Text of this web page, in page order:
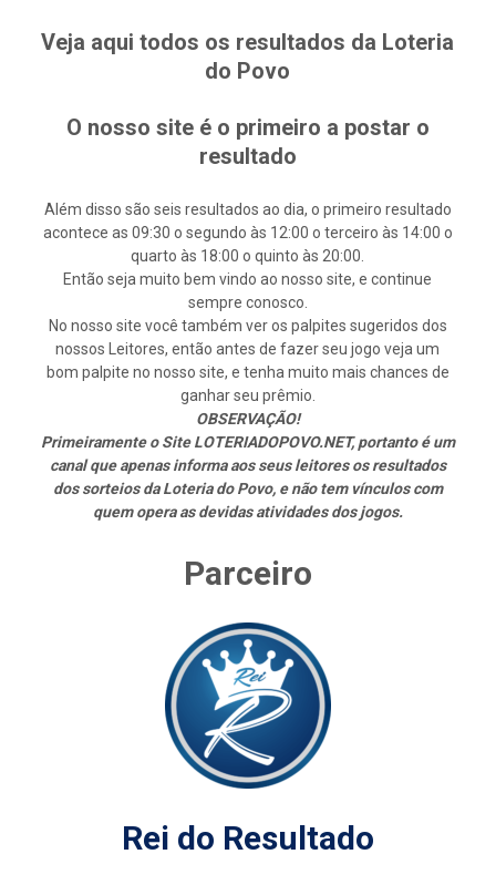
Veja aqui todos os resultados da Loteria
do Povo
O nosso site é o primeiro a postar o
resultado
Além disso são seis resultados ao dia, o primeiro resultado
acontece as 09:30 o segundo às 12:00 o terceiro às 14:00 o
quarto às 18:00 o quinto às 20:00.
Então seja muito bem vindo ao nosso site, e continue
sempre conosco.
No nosso site você também ver os palpites sugeridos dos
nossos Leitores, então antes de fazer seu jogo veja um
bom palpite no nosso site, e tenha muito mais chances de
ganhar seu prêmio.
OBSERVAÇÃO!
Primeiramente o Site LOTERIADOPOVO.NET, portanto é um
canal que apenas informa aos seus leitores os resultados
dos sorteios da Loteria do Povo, e não tem vínculos com
quem opera as devidas atividades dos jogos.
Parceiro
Rei do Resultado